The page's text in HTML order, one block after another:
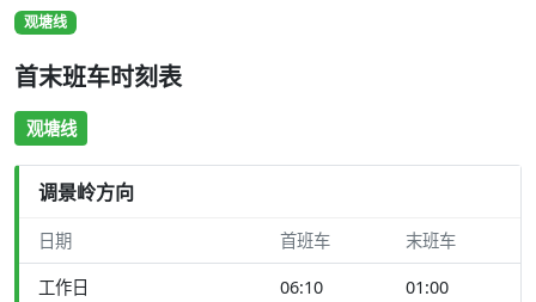
观塘线
首末班车时刻表
观塘线
调景岭方向
日期 首班车 末班车
工作日 06:10 01:00